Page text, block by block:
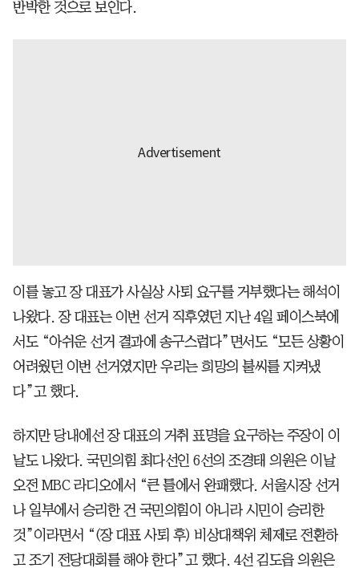
반박한 것으로 보인다.
이를 놓고 장 대표가 사실상 사퇴 요구를 거부했다는 해석이
나왔다. 장 대표는 이번 선거 직후였던 지난 4일 페이스북에
서도 “아쉬운 선거 결과에 송구스럽다”면서도 “모든 상황이
어려웠던 이번 선거였지만 우리는 희망의 불씨를 지켜냈
다”고 했다.
하지만 당내에선 장 대표의 거취 표명을 요구하는 주장이 이
날도 나왔다. 국민의힘 최다선인 6선의 조경태 의원은 이날
오전 MBC 라디오에서 “큰 틀에서 완패했다. 서울시장 선거
나 일부에서 승리한 건 국민의힘이 아니라 시민이 승리한
것”이라면서 “(장 대표 사퇴 후) 비상대책위 체제로 전환하
고 조기 전당대회를 해야 한다”고 했다. 4선 김도읍 의원은